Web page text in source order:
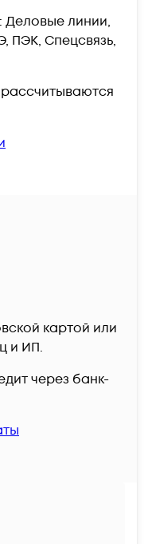
Деловые линии,
ПЭК, Спецсвязь,
картой или
и ИП.
через банк-